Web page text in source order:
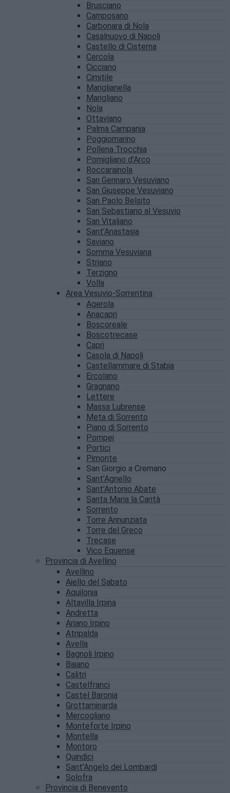
Brusciano
Camposano
Carbonara di Nola
Casalnuovo di Napoli
Castello di Cisterna
Cercola
Cicciano
Cimitile
Mariglianella
Marigliano
Nola
Ottaviano
Palma Campania
Poggiomarino
Pollena Trocchia
Pomigliano d’Arco
Roccarainola
San Gennaro Vesuviano
San Giuseppe Vesuviano
San Paolo Belsito
San Sebastiano al Vesuvio
San Vitaliano
Sant’Anastasia
Saviano
Somma Vesuviana
Striano
Terzigno
Volla
Area Vesuvio-Sorrentina
Agerola
Anacapri
Boscoreale
Boscotrecase
Capri
Casola di Napoli
Castellammare di Stabia
Ercolano
Gragnano
Lettere
Massa Lubrense
Meta di Sorrento
Piano di Sorrento
Pompei
Portici
Pimonte
San Giorgio a Cremano
Sant’Agnello
Sant’Antonio Abate
Santa Maria la Carità
Sorrento
Torre Annunziata
Torre del Greco
Trecase
Vico Equense
Provincia di Avellino
Avellino
Aiello del Sabato
Aquilonia
Altavilla Irpina
Andretta
Ariano Irpino
Atripalda
Avella
Bagnoli Irpino
Baiano
Calitri
Castelfranci
Castel Baronia
Grottaminarda
Mercogliano
Monteforte Irpino
Montella
Montoro
Quindici
Sant’Angelo dei Lombardi
Solofra
Provincia di Benevento